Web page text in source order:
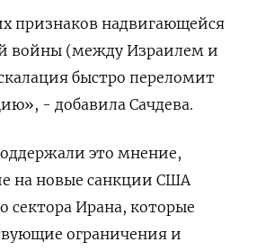
признаков надвигающейся
войны (между Израилем и
быстро переломит
- добавила Сачдева.
это мнение,
на новые санкции США
сектора Ирана, которые
ограничения и